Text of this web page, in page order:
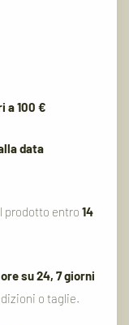
a100 €
data
prodotto entro 14
oresu24, 7giorni
o taglie.